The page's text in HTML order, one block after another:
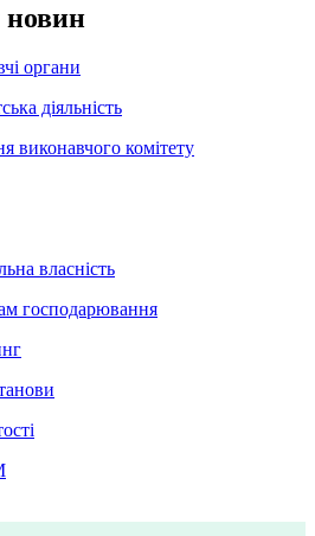
органи
діяльність
виконавчого комітету
власність
господарювання